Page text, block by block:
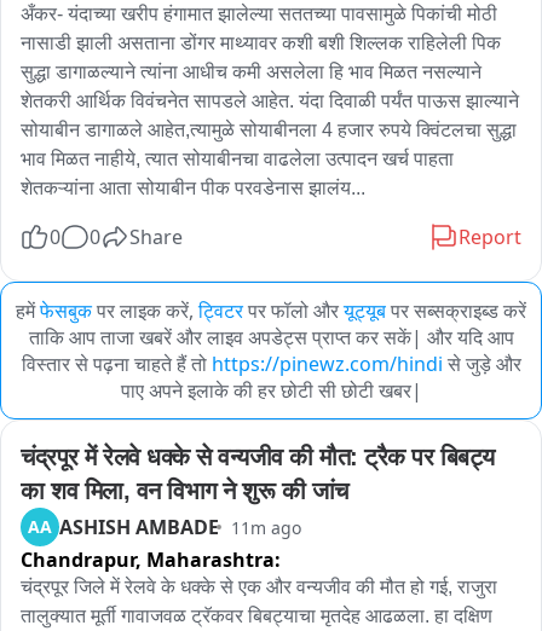
अँकर- यंदाच्या खरीप हंगामात झालेल्या सततच्या पावसामुळे पिकांची मोठी
नासाडी झाली असताना डोंगर माथ्यावर कशी बशी शिल्लक राहिलेली पिक
सुद्धा डागाळल्याने त्यांना आधीच कमी असलेला हि भाव मिळत नसल्याने
शेतकरी आर्थिक विवंचनेत सापडले आहेत. यंदा दिवाळी पर्यंत पाऊस झाल्याने
सोयाबीन डागाळले आहेत,त्यामुळे सोयाबीनला 4 हजार रुपये क्विंटलचा सुद्धा
भाव मिळत नाहीये, त्यात सोयाबीनचा वाढलेला उत्पादन खर्च पाहता
शेतकऱ्यांना आता सोयाबीन पीक परवडेनास झालंय...
0 0 Share Report
हमेंफेसबुकपर लाइक करें, ट्विटरपर फॉलो औरयूट्यूबपर सब्सक्राइब्ड करें
ताकि आप ताजा खबरें और लाइव अपडेट्स प्राप्त कर सकें| और यदि आप
विस्तार से पढ़ना चाहते हैं तो https://pinewz.com/hindi से जुड़े और
पाए अपने इलाके की हर छोटी सी छोटी खबर|
चंद्रपूर में रेलवे धक्के से वन्यजीव की मौत: ट्रैक पर बिबट्य
का शव मिला, वन विभाग ने शुरू की जांच
AA ASHISH AMBADE 11m ago
Chandrapur, Maharashtra:
चंद्रपूर जिले में रेलवे के धक्के से एक और वन्यजीव की मौत हो गई, राजुरा
तालुक्यात मूर्ती गावाजवळ ट्रॅकवर बिबट्याचा मृतदेह आढळला. हा दक्षिण